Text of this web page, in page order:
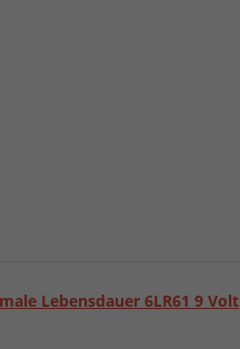
Lebensdauer 6LR61 9 Volt